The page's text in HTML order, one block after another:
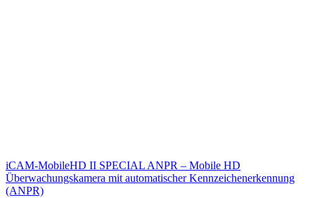
iCAM-MobileHD II SPECIAL ANPR – Mobile HD
Überwachungskamera mit automatischer Kennzeichenerkennung
(ANPR)